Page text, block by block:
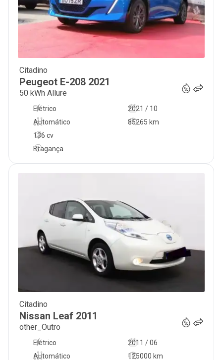
Citadino
Peugeot E-208 2021
50 kWh Allure
2021 / 10
Automático
85265 km
136 cv
Elétrico
Bragança
Citadino
Nissan Leaf 2011
other_Outro
2011 / 06
Automático
125000 km
Elétrico